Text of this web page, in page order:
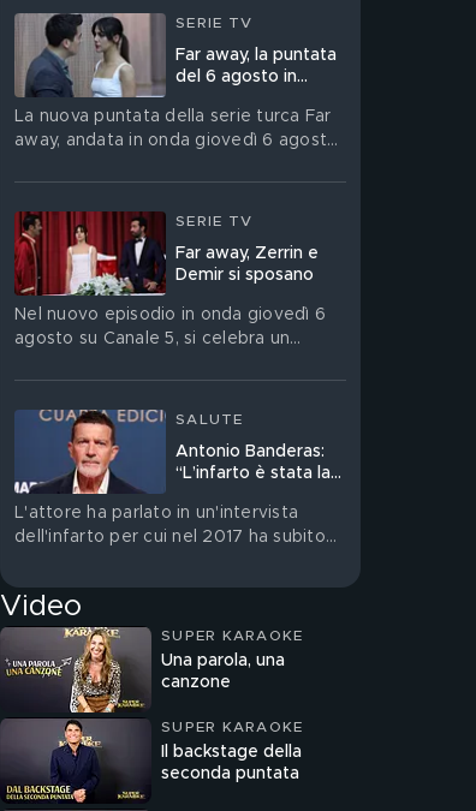
SERIE TV
Far away, la puntata
del 6 agosto in
La nuova puntata della serie turca Far
away, andata in onda giovedì 6 agosto,
SERIE TV
Far away, Zerrin e
Demir si sposano
Nel nuovo episodio in onda giovedì 6
agosto su Canale 5, si celebra un
SALUTE
Antonio Banderas:
“L’infarto è stata la
sia mai capitata nella
vita”
L'attore ha parlato in un'intervista
dell'infarto per cui nel 2017 ha subito
Video
SUPER KARAOKE
Una parola, una
canzone
SUPER KARAOKE
Il backstage della
seconda puntata